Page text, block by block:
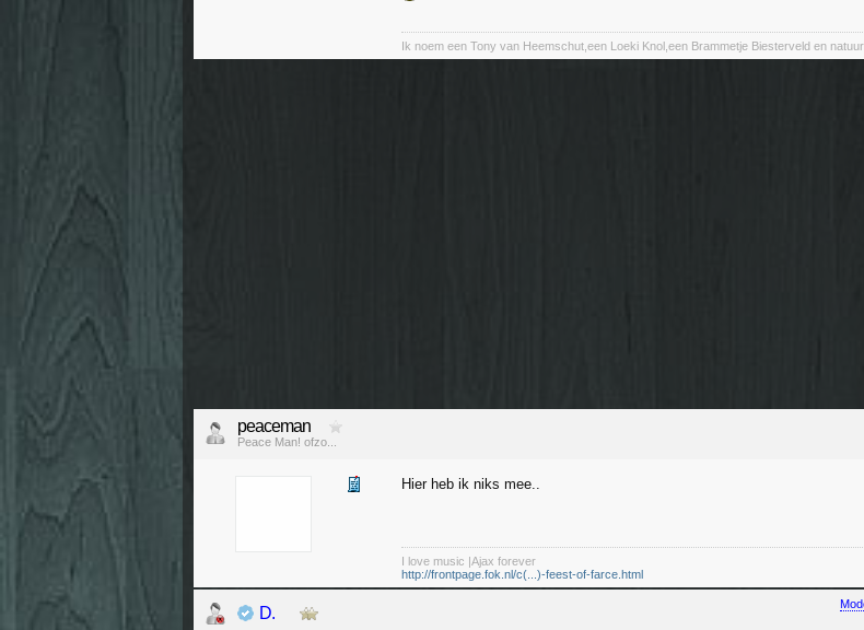
Ik noem een Tony van Heemschut,een Loeki Knol,een Brammetje Biesterveld en
peaceman
Peace Man! ofzo...
Hier heb ik niks mee..
I love music |Ajax forever
http://frontpage.fok.nl/c(...)-feest-of-farce.html
D.